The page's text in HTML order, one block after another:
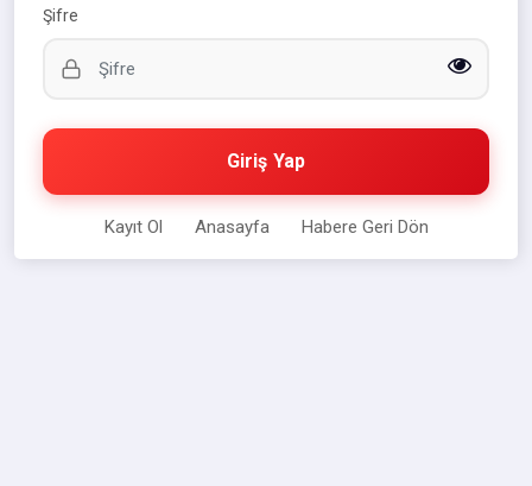
Şifre
Giriş Yap
Kayıt Ol Anasayfa Habere Geri Dön